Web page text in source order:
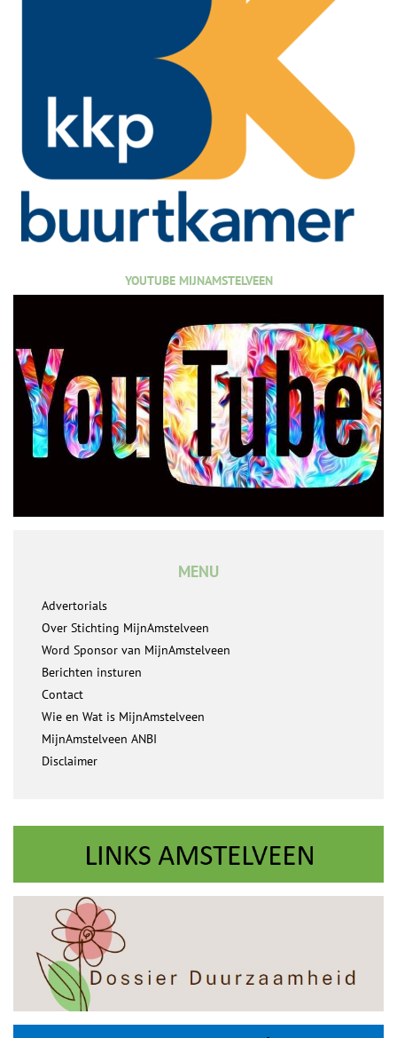
YOUTUBE MIJNAMSTELVEEN
MENU
Advertorials
Over Stichting MijnAmstelveen
Word Sponsor van MijnAmstelveen
Berichten insturen
Contact
Wie en Wat is MijnAmstelveen
MijnAmstelveen ANBI
Disclaimer